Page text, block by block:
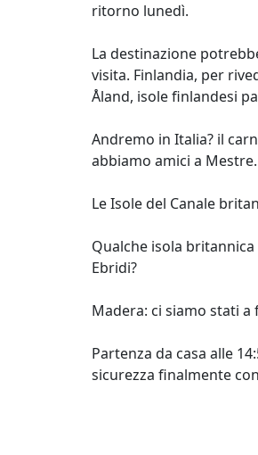
ritorno lunedì.
La destinazione
visita. Finlandia, per
Åland, isole finlandesi
Andremo in Italia? il
abbiamo amici a Mestre.
Le Isole del Canale
Qualche isola
Ebridi?
Madera: ci siamo stati
Partenza da casa alle
sicurezza finalmente